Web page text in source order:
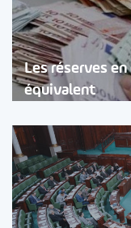
Les réserves
équivalent